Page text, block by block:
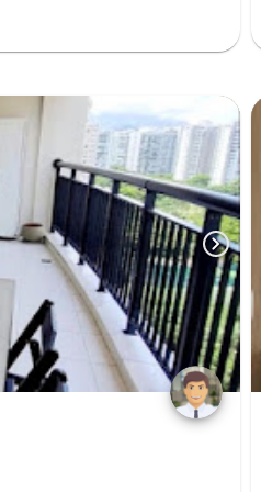
chevron_right